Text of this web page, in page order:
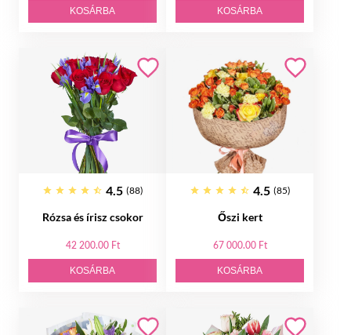
KOSÁRBA KOSÁRBA
4.5 (88)
Rózsa és írisz csokor
42 200.00 Ft
KOSÁRBA
4.5 (85)
Őszi kert
67 000.00 Ft
KOSÁRBA